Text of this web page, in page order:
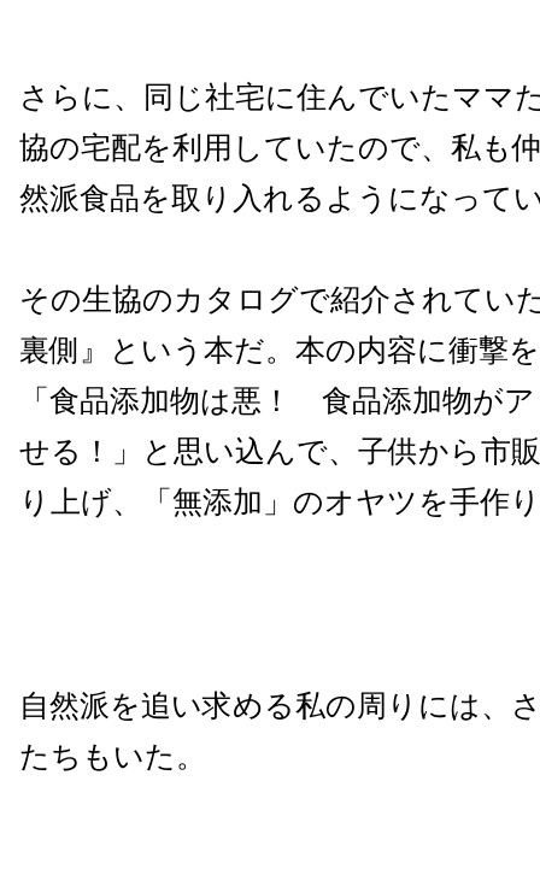
さらに、同じ社宅に住んでいたママ
協の宅配を利用していたので、私も
然派食品を取り入れるようになって
その生協のカタログで紹介されてい
裏側』という本だ。本の内容に衝撃
「食品添加物は悪！ 食品添加物が
せる！」と思い込んで、子供から市
り上げ、「無添加」のオヤツを手作
自然派を追い求める私の周りには、
たちもいた。